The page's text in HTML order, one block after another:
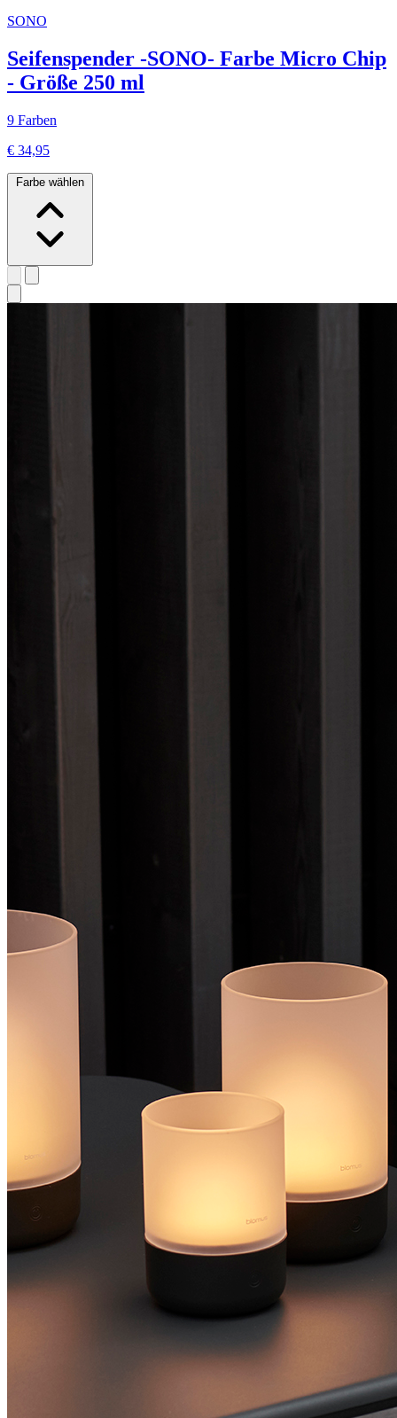
SONO
Seifenspender -SONO- Farbe Micro Chip
- Größe 250 ml
9 Farben
€ 34,95
Farbe wählen